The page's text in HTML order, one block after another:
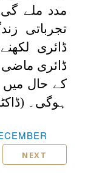
مدد ملے
تجرباتی
ڈائری
ڈائری
کے حال میں
ہوگی۔
NEXT